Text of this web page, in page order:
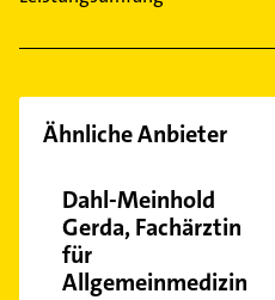
Ähnliche Anbieter
Dahl-Meinhold
Gerda, Fachärztin
für
Allgemeinmedizin